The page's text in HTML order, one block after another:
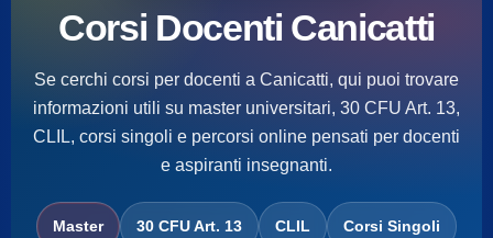
Corsi Docenti Canicatti
Se cerchi corsi per docenti a Canicatti, qui puoi trovare
informazioni utili su master universitari, 30 CFU Art. 13,
CLIL, corsi singoli e percorsi online pensati per docenti
e aspiranti insegnanti.
Master 30 CFU Art. 13 CLIL Corsi Singoli